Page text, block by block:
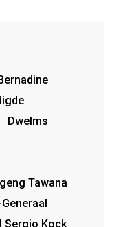
Dwelms
Tawana
Sergio Kock